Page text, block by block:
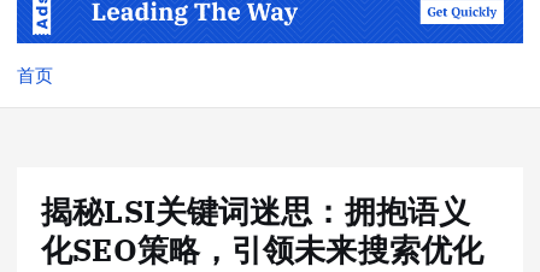
首页
揭秘LSI关键词迷思：拥抱语义
化SEO策略，引领未来搜索优化